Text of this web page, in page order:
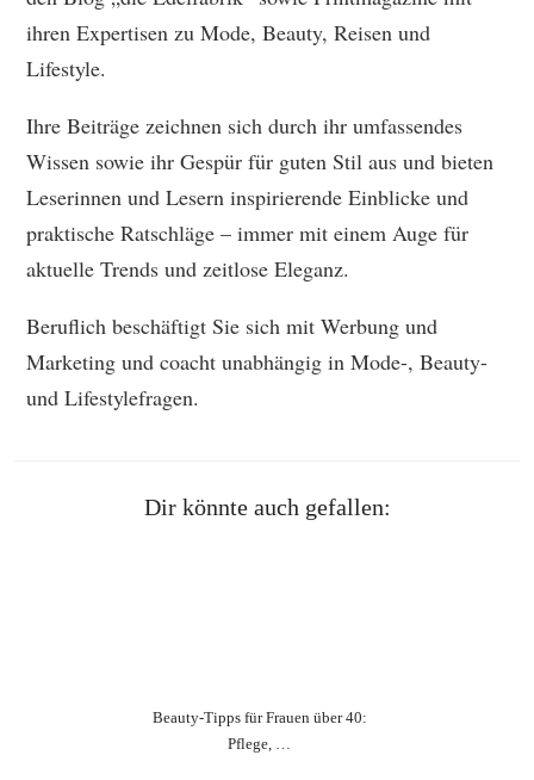
ihren Expertisen zu Mode, Beauty, Reisen und
Lifestyle.
Ihre Beiträge zeichnen sich durch ihr umfassendes
Wissen sowie ihr Gespür für guten Stil aus und bieten
Leserinnen und Lesern inspirierende Einblicke und
praktische Ratschläge – immer mit einem Auge für
aktuelle Trends und zeitlose Eleganz.
Beruflich beschäftigt Sie sich mit Werbung und
Marketing und coacht unabhängig in Mode-, Beauty-
und Lifestylefragen.
Dir könnte auch gefallen:
Beauty‑Tipps für Frauen über 40:
Pflege, …